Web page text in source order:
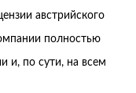
австрийского
полностью
и, по сути, на всем